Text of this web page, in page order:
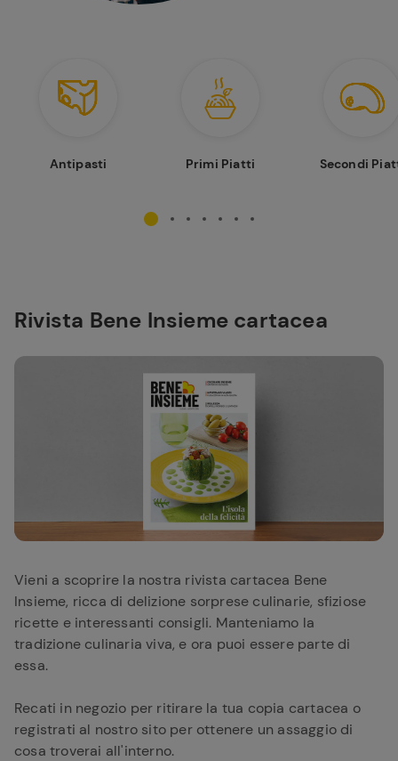
Antipasti Primi Piatti Secondi
Rivista Bene Insieme cartacea
Vieni a scoprire la nostra rivista cartacea Bene
Insieme, ricca di delizione sorprese culinarie, sfiziose
ricette e interessanti consigli. Manteniamo la
tradizione culinaria viva, e ora puoi essere parte di
essa.
Recati in negozio per ritirare la tua copia cartacea o
registrati al nostro sito per ottenere un assaggio di
cosa troverai all'interno.